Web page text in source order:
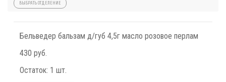
ВЫБРАТЬ ОТДЕЛЕНИЕ
Бельведер бальзам д/губ 4,5г масло розовое перлам
430 руб.
Остаток: 1 шт.